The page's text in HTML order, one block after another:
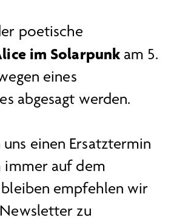
poetische
im Solarpunk am 5.
eines
abgesagt werden.
einen Ersatztermin
immer auf dem
empfehlen wir
zu